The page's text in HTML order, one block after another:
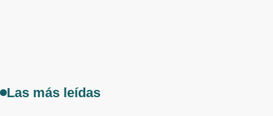
Las más leídas